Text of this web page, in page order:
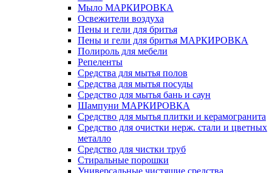
Мыло МАРКИРОВКА
Освежители воздуха
Пены и гели для бритья
Пены и гели для бритья МАРКИРОВКА
Полироль для мебели
Репеленты
Средства для мытья полов
Средства для мытья посуды
Средство для мытья бань и саун
Шампуни МАРКИРОВКА
Средство для мытья плитки и керамогранита
Средство для очистки нерж. стали и цветных
металло
Средство для чистки труб
Стиральные порошки
Универсальные чистящие средства